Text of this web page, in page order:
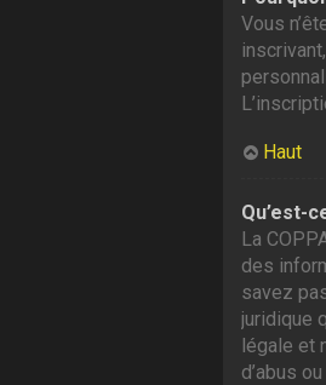
Vous
Haut
Qu’est-
La
des
savez
juridique
légale et
d’abus